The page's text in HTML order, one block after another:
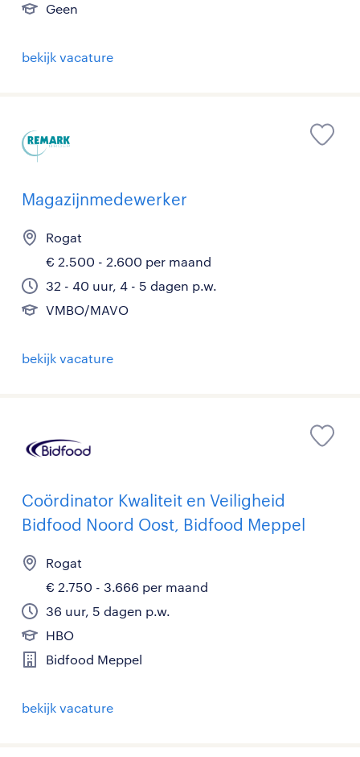
Geen
bekijk vacature
Magazijnmedewerker
Rogat
€ 2.500 - 2.600 per maand
32 - 40 uur, 4 - 5 dagen p.w.
VMBO/MAVO
bekijk vacature
Coördinator Kwaliteit en Veiligheid
Bidfood Noord Oost, Bidfood Meppel
Rogat
€ 2.750 - 3.666 per maand
36 uur, 5 dagen p.w.
HBO
Bidfood Meppel
bekijk vacature